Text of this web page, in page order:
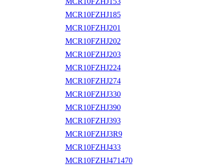
MCR10FZHJ185
MCR10FZHJ201
MCR10FZHJ202
MCR10FZHJ203
MCR10FZHJ224
MCR10FZHJ274
MCR10FZHJ330
MCR10FZHJ390
MCR10FZHJ393
MCR10FZHJ3R9
MCR10FZHJ433
MCR10FZHJ471470